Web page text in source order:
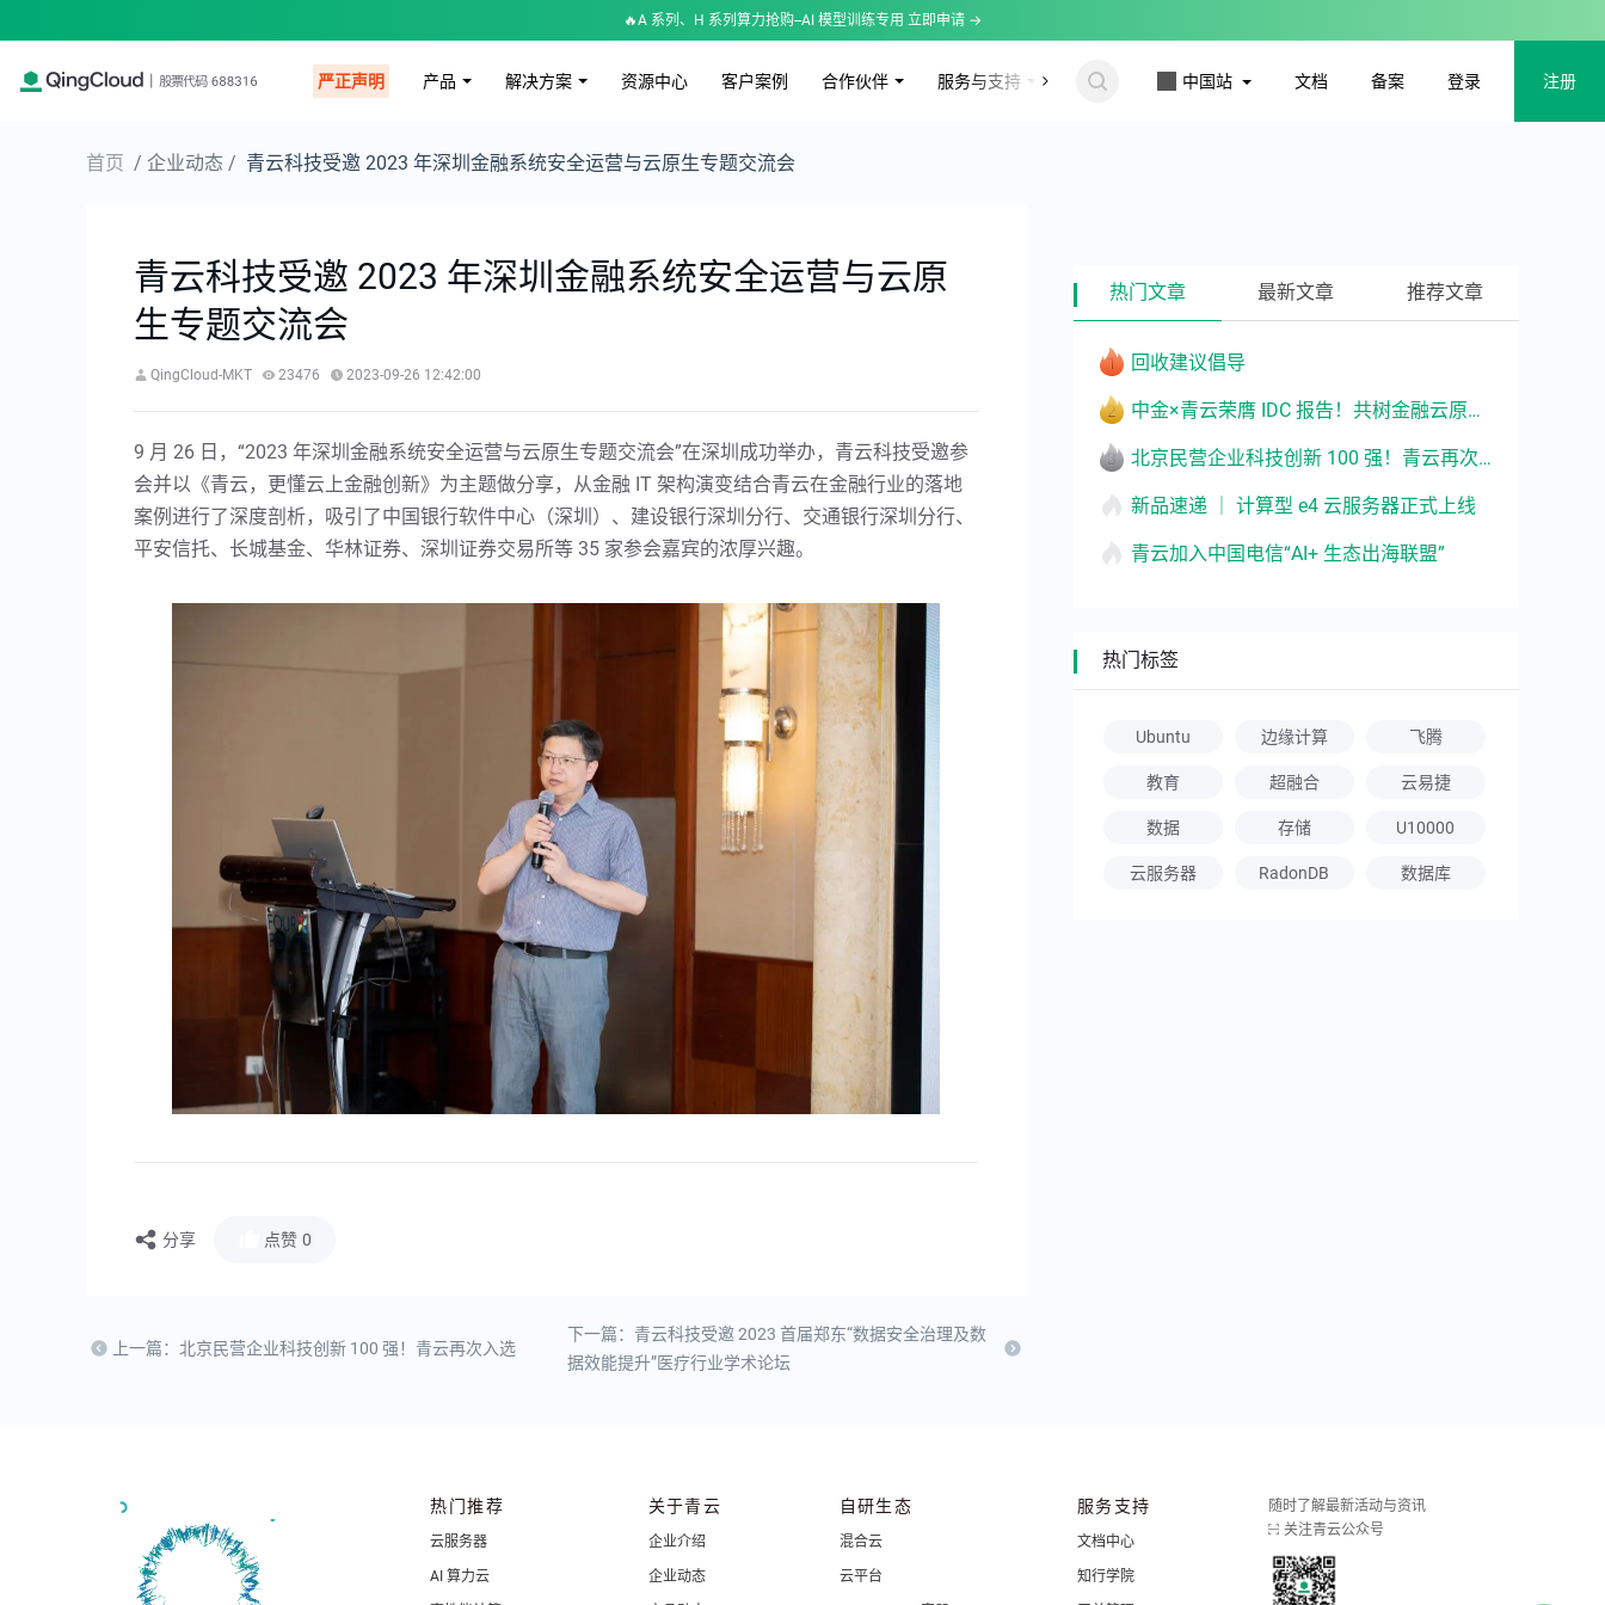
🔥A 系列、H 系列算力抢购--AI 模型训练专用 立即申请 →
严正声明 产品 解决方案 资源中心 客户案例 合作伙伴 服务与支持 更多 中国站 文档 备案 登录 注册
首页 / 企业动态 / 青云科技受邀 2023 年深圳金融系统安全运营与云原生专题交流会
青云科技受邀 2023 年深圳金融系统安全运营与云原
生专题交流会
QingCloud-MKT 23476 2023-09-26 12:42:00
9 月 26 日，“2023 年深圳金融系统安全运营与云原生专题交流会”在深圳成功举办，青云科技受邀参
会并以《青云，更懂云上金融创新》为主题做分享，从金融 IT 架构演变结合青云在金融行业的落地
案例进行了深度剖析，吸引了中国银行软件中心（深圳）、建设银行深圳分行、交通银行深圳分行、
平安信托、长城基金、华林证券、深圳证券交易所等 35 家参会嘉宾的浓厚兴趣。
分享 点赞 0
上一篇：北京民营企业科技创新 100 强！青云再次入选
下一篇：青云科技受邀 2023 首届郑东“数据安全治理及数
据效能提升”医疗行业学术论坛
热门文章 最新文章 推荐文章
回收建议倡导
中金×青云荣膺 IDC 报告！共树金融云原生转型标杆
北京民营企业科技创新 100 强！青云再次入选
新品速递 ｜ 计算型 e4 云服务器正式上线
青云加入中国电信“AI+ 生态出海联盟”
热门标签
Ubuntu 边缘计算 飞腾
教育 超融合 云易捷
数据 存储 U10000
云服务器 RadonDB 数据库
热门推荐
云服务器
AI 算力云
关于青云
企业介绍
企业动态
自研生态
混合云
云平台
服务支持
文档中心
知行学院
随时了解最新活动与资讯
关注青云公众号